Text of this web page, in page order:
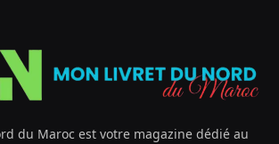
du Maroc est votre magazine dédié au